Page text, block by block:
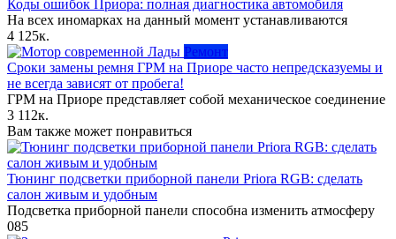
Коды ошибок Приора: полная диагностика автомобиля
На всех иномарках на данный момент устанавливаются
4 125к.
Ремонт
Сроки замены ремня ГРМ на Приоре часто непредсказуемы и
не всегда зависят от пробега!
ГРМ на Приоре представляет собой механическое соединение
3 112к.
Вам также может понравиться
Тюнинг подсветки приборной панели Priora RGB: сделать
салон живым и удобным
Подсветка приборной панели способна изменить атмосферу
085